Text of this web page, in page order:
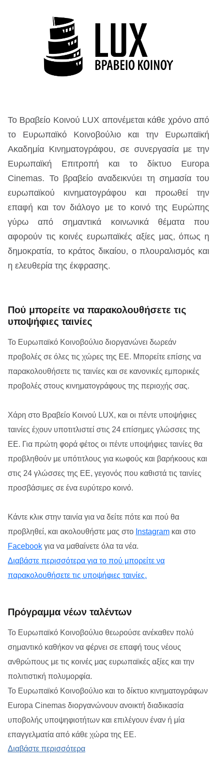
Το Βραβείο Κοινού LUX απονέμεται κάθε χρόνο από
το Ευρωπαϊκό Κοινοβούλιο και την Ευρωπαϊκή
Ακαδημία Κινηματογράφου, σε συνεργασία με την
Ευρωπαϊκή Επιτροπή και το δίκτυο Europa
Cinemas. Το βραβείο αναδεικνύει τη σημασία του
ευρωπαϊκού κινηματογράφου και προωθεί την
επαφή και τον διάλογο με το κοινό της Ευρώπης
γύρω από σημαντικά κοινωνικά θέματα που
αφορούν τις κοινές ευρωπαϊκές αξίες μας, όπως η
δημοκρατία, το κράτος δικαίου, ο πλουραλισμός και
η ελευθερία της έκφρασης.
Πού μπορείτε να παρακολουθήσετε τις
υποψήφιες ταινίες
Το Ευρωπαϊκό Κοινοβούλιο διοργανώνει δωρεάν
προβολές σε όλες τις χώρες της ΕΕ. Μπορείτε επίσης να
παρακολουθήσετε τις ταινίες και σε κανονικές εμπορικές
προβολές στους κινηματογράφους της περιοχής σας.
Χάρη στο Βραβείο Κοινού LUX, και οι πέντε υποψήφιες
ταινίες έχουν υποτιτλιστεί στις 24 επίσημες γλώσσες της
ΕΕ. Για πρώτη φορά φέτος οι πέντε υποψήφιες ταινίες θα
προβληθούν με υπότιτλους για κωφούς και βαρήκοους και
στις 24 γλώσσες της ΕΕ, γεγονός που καθιστά τις ταινίες
προσβάσιμες σε ένα ευρύτερο κοινό.
Κάντε κλικ στην ταινία για να δείτε πότε και πού θα
προβληθεί, και ακολουθήστε μας στο Instagram και στο
Facebook για να μαθαίνετε όλα τα νέα.
Διαβάστε περισσότερα για το πού μπορείτε να
παρακολουθήσετε τις υποψήφιες ταινίες.
Πρόγραμμα νέων ταλέντων
Το Ευρωπαϊκό Κοινοβούλιο θεωρούσε ανέκαθεν πολύ
σημαντικό καθήκον να φέρνει σε επαφή τους νέους
ανθρώπους με τις κοινές μας ευρωπαϊκές αξίες και την
πολιτιστική πολυμορφία.
Το Ευρωπαϊκό Κοινοβούλιο και το δίκτυο κινηματογράφων
Europa Cinemas διοργανώνουν ανοικτή διαδικασία
υποβολής υποψηφιοτήτων και επιλέγουν έναν ή μία
επαγγελματία από κάθε χώρα της ΕΕ.
Διαβάστε περισσότεραγια το «Πρόγραμμα νέων ταλέντων»